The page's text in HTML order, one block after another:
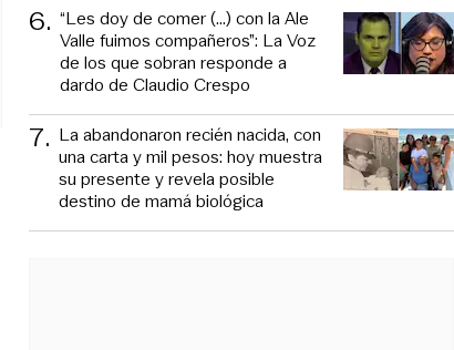
6. “Les doy de comer (...) con la Ale
Valle fuimos compañeros”: La Voz
de los que sobran responde a
dardo de Claudio Crespo
7. La abandonaron recién nacida, con
una carta y mil pesos: hoy muestra
su presente y revela posible
destino de mamá biológica